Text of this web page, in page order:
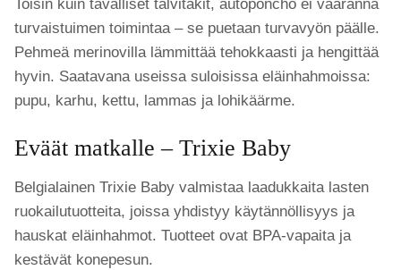
Toisin kuin tavalliset talvitakit, autoponcho ei vaaranna
turvaistuimen toimintaa – se puetaan turvavyön päälle.
Pehmeä merinovilla lämmittää tehokkaasti ja hengittää
hyvin. Saatavana useissa suloisissa eläinhahmoissa:
pupu, karhu, kettu, lammas ja lohikäärme.
Eväät matkalle – Trixie Baby
Belgialainen Trixie Baby valmistaa laadukkaita lasten
ruokailutuotteita, joissa yhdistyy käytännöllisyys ja
hauskat eläinhahmot. Tuotteet ovat BPA-vapaita ja
kestävät konepesun.